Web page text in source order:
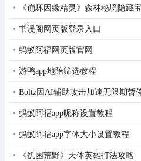
object对象-addtext添加文本，
显示了。这需要熟悉符号所属
2.但foxitpdfeditor并不是对所
期望太高了哦。
来输入。之前导入宋体。
《崩坏因缘精灵》森林秘境隐藏
书漫阁网页版登录入口
蚂蚁阿福网页版官网
游鸭app地陪筛选教程
Boltz因AI辅助攻击加速无限期暂
蚂蚁阿福app昵称设置教程
蚂蚁阿福app字体大小设置教程
《饥困荒野》天体英雄打法攻略